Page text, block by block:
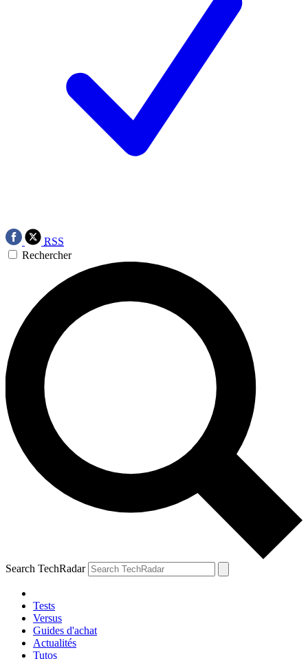
RSS
Rechercher
Search TechRadar
Tests
Versus
Guides d'achat
Actualités
Tutos